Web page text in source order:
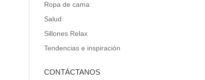
Ropa de cama
Salud
Sillones Relax
Tendencias e inspiración
CONTÁCTANOS